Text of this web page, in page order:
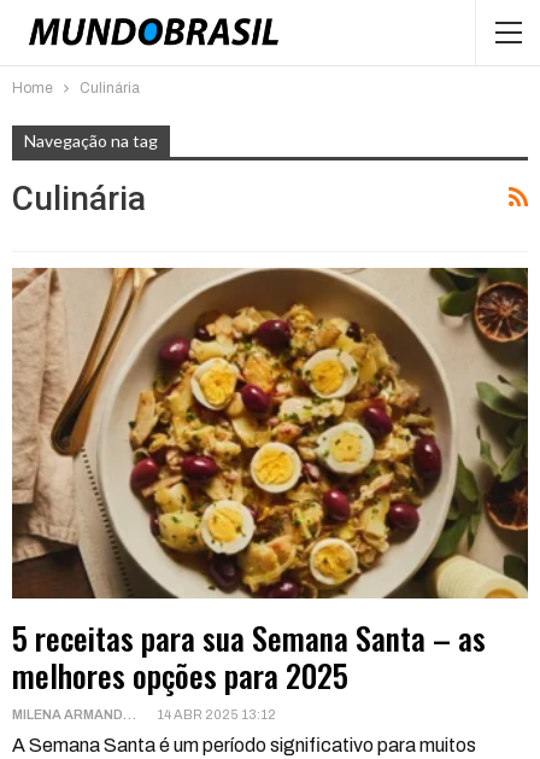
Home Culinária
Navegação na tag
Culinária
5 receitas para sua Semana Santa – as
melhores opções para 2025
14 ABR 2025 13:12
A Semana Santa é um período significativo para muitos